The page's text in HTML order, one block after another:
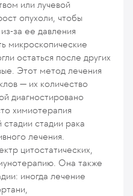
или лучевой
опухоли, чтобы
за ее давления
микроскопические
остаться после других
Этот метод лечения
— их количество
диагностировано
химиотерапия
стадии стадии рака
лечения.
цитостатических,
Она также
иногда лечение